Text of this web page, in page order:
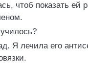
чтоб показать ей
Я лечила его